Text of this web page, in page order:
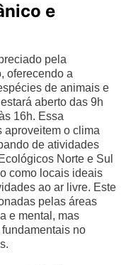
e
pela
oferecendo a
de animais e
aberto das 9h
16h. Essa
aproveitem o clima
de atividades
Norte e Sul
como locais ideais
ao ar livre. Este
pelas áreas
e mental, mas
no